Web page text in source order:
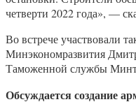
четверти 2022 года», —
Во встрече участвовали
Минэкономразвития
Таможенной службы
Обсуждается создание